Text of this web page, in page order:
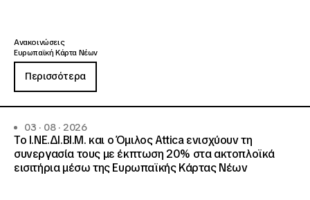
Ανακοινώσεις
Ευρωπαϊκή Κάρτα Νέων
Περισσότερα
03 · 08 · 2026
Το Ι.ΝΕ.ΔΙ.ΒΙ.Μ. και o Όμιλος Attica ενισχύουν τη
συνεργασία τους με έκπτωση 20% στα ακτοπλοϊκά
εισιτήρια μέσω της Ευρωπαϊκής Κάρτας Νέων